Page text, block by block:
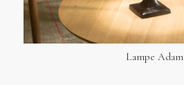
Lampe Adam